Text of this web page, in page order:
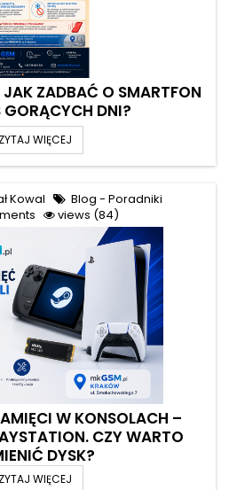
ZADBAĆ O SMARTFON
GORĄCYCH DNI?
WIĘCEJ
Kowal
Blog - Poradniki
views (84)
W KONSOLACH –
CZY WARTO
DYSK?
WIĘCEJ